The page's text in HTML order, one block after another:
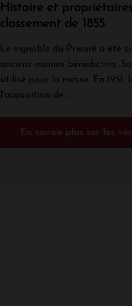
Histoire et
classement de 1855
Le vignoble du Prieuré a été
anciens moines bénédictins.
utilisé pour la messe. En
l'acquisition de...
En savoir plus sur les